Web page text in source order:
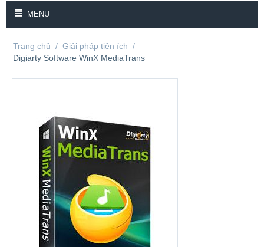
MENU
Trang chủ / Giải pháp tiện ích /
Digiarty Software WinX MediaTrans